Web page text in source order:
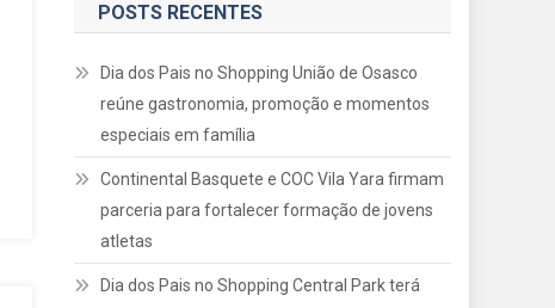
POSTS RECENTES
Dia dos Pais no Shopping União de Osasco
reúne gastronomia, promoção e momentos
especiais em família
Continental Basquete e COC Vila Yara firmam
parceria para fortalecer formação de jovens
atletas
Dia dos Pais no Shopping Central Park terá